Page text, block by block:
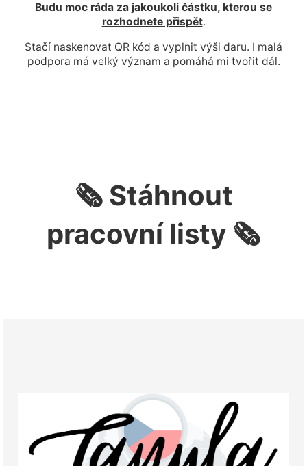
Budu moc ráda za jakoukoli částku, kterou se
rozhodnete přispět.
Stačí naskenovat QR kód a vyplnit výši daru. I malá
podpora má velký význam a pomáhá mi tvořit dál.
🗞 Stáhnout
pracovní listy 🗞